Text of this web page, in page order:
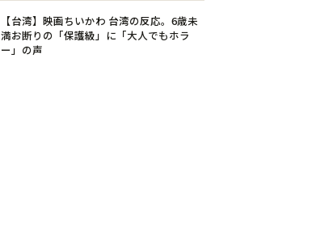
【台湾】映画ちいかわ 台湾の反応。6歳未
満お断りの「保護級」に「大人でもホラ
ー」の声